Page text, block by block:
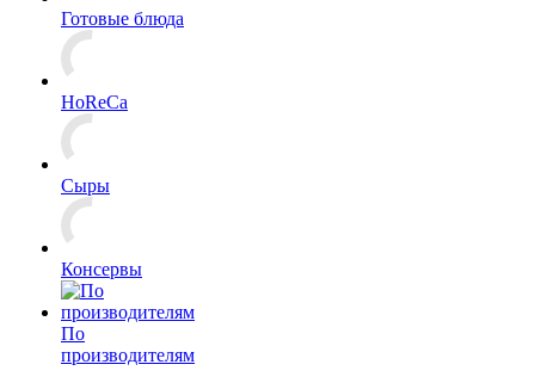
Готовые блюда
HoReCa
Сыры
Консервы
По
производителям